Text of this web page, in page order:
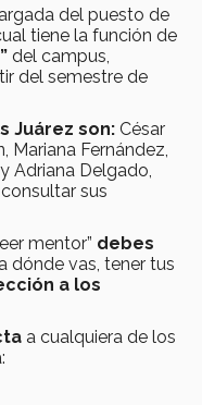
del puesto de
tiene la función de
del campus,
del semestre de
Juárez son: César
Mariana Fernández,
Adriana Delgado,
sus
mentor” debes
dónde vas, tener tus
a los
a cualquiera de los